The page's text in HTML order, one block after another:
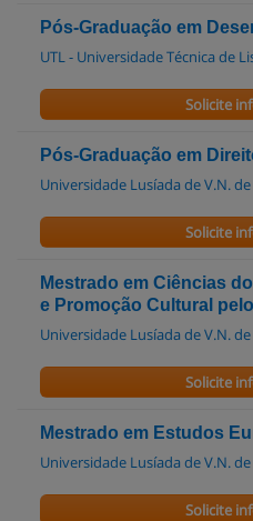
Pós-Graduação em
UTL - Universidade Técnica de
Solicite
Pós-Graduação em
Universidade Lusíada de V.N.
Solicite
Mestrado em Ciências
e Promoção Cultural
Universidade Lusíada de V.N.
Solicite
Mestrado em Estudos
Universidade Lusíada de V.N.
Solicite